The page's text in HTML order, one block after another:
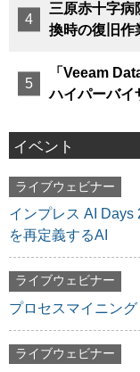
三原赤十字病
換時の復旧作
「Veeam
ハイパーバイ
イベント
ライブウェビナー
インプレス AI Days
を再定義するAI
ライブウェビナー
プロセスマイニン
ライブウェビナー